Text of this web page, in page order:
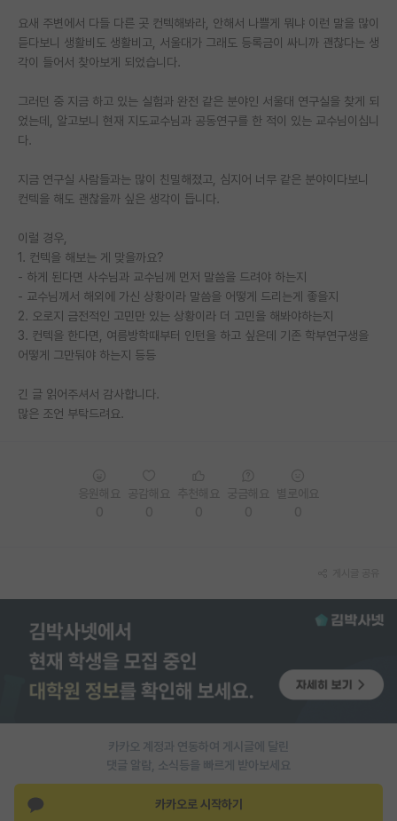
취업 게시판
임용 후기 게시판
PI 전용 게시판
특수/전문대학원 게시판
장학금/장학생 게시판
학술 정보 게시판
홍보 게시판
커리어
유학교육
요새 주변에서 다들 다른 곳 컨텍해봐라, 안해서 나쁠게 뭐냐 이런 말을 많이
듣다보니 생활비도 생활비고, 서울대가 그래도 등록금이 싸니까 괜찮다는 생
각이 들어서 찾아보게 되었습니다.
그러던 중 지금 하고 있는 실험과 완전 같은 분야인 서울대 연구실을 찾게 되
었는데, 알고보니 현재 지도교수님과 공동연구를 한 적이 있는 교수님이십니
다.
지금 연구실 사람들과는 많이 친밀해졌고, 심지어 너무 같은 분야이다보니
컨텍을 해도 괜찮을까 싶은 생각이 듭니다.
이럴 경우,
1. 컨텍을 해보는 게 맞을까요?
- 하게 된다면 사수님과 교수님께 먼저 말씀을 드려야 하는지
- 교수님께서 해외에 가신 상황이라 말씀을 어떻게 드리는게 좋을지
2. 오로지 금전적인 고민만 있는 상황이라 더 고민을 해봐야하는지
3. 컨텍을 한다면, 여름방학때부터 인턴을 하고 싶은데 기존 학부연구생을
어떻게 그만둬야 하는지 등등
긴 글 읽어주셔서 감사합니다.
많은 조언 부탁드려요.
카카오 계정과 연동하여 게시글에 달린
댓글 알람, 소식등을 빠르게 받아보세요
카카오로 시작하기